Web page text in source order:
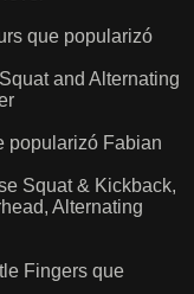
que popularizó
and Alternating
popularizó Fabian
Squat & Kickback,
Alternating
Fingers que